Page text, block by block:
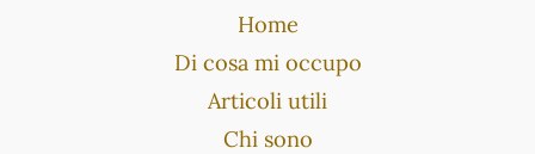
Home
Di cosa mi occupo
Articoli utili
Chi sono